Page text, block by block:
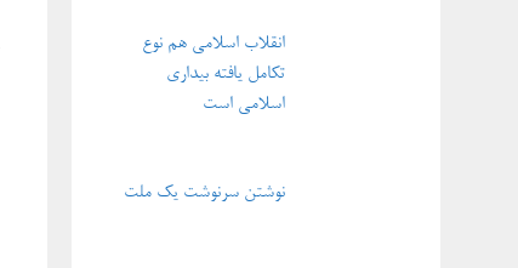
انقلاب اسلامی هم نوع
تکامل یافته بیداری
اسلامی است
نوشتن سرنوشت یک ملت